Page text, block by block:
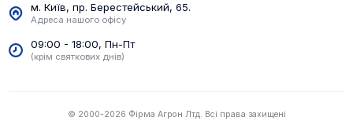
м. Київ, пр. Берестейський, 65.
Адреса нашого офісу
09:00 - 18:00, Пн-Пт
(крім святкових днів)
© 2000-2026 Фірма Агрон Лтд. Всі права захищені